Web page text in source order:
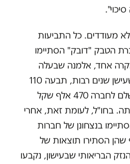
מעודדים. כל התביעות
הטבק "דובק" הסתיימו
אחד, אלמנה שבעלה
נפטר מסרטן לאחר שעישן שנים רבות, תבעה 110
מיליון שקל ונאלצה לשלם לחברה 470 אלף שקל
בחו"ל, לעומת זאת, אחרי
בנצחונן של חברות
הסתירו תוצאות של
הבריאותי שבעישון, נקבעו